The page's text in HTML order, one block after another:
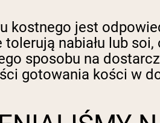
kostnego jest
tolerują nabiału lub
sposobu na
gotowania kości w